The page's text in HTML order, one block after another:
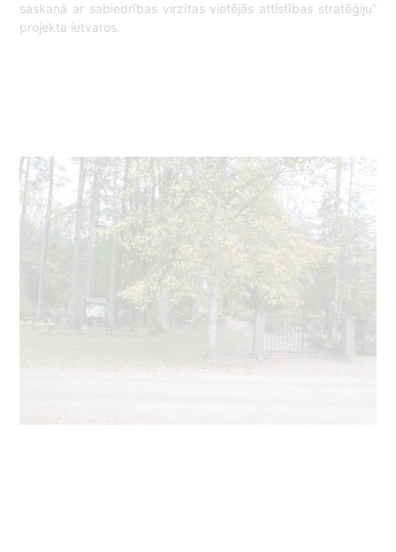
saskaņā ar sabiedrības virzītas vietējās attīstības stratēģiju”
projekta ietvaros.